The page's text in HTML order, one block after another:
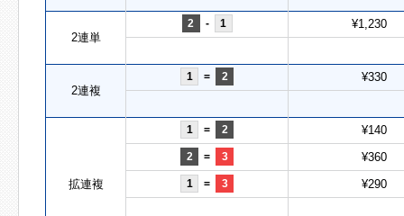
2連単
2 - 1 ¥1,230
2連複
1 = 2 ¥330
拡連複
1 = 2 ¥140
2 = 3 ¥360
1 = 3 ¥290